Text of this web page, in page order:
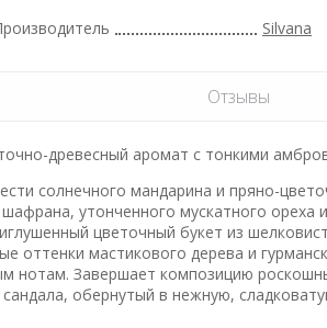
Silvana
Отзывы
древесный аромат с тонкими
солнечного мандарина и пряно-
утонченного мускатного ореха
цветочный букет из
мастикового дерева и
нотам. Завершает композицию
обернутый в нежную,